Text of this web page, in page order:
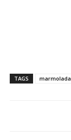
TAGS marmolada